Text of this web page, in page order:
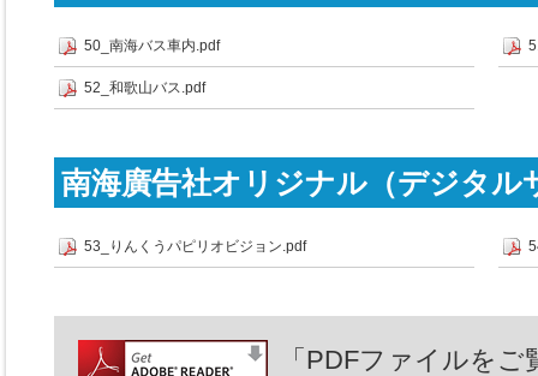
50_南海バス車内.pdf
52_和歌山バス.pdf
南海廣告社オリジナル（デジタル
53_りんくうパピリオビジョン.pdf
「PDFファイルを